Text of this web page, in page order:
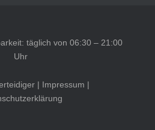
täglich von 06:30 – 21:00
Uhr
| Impressum |